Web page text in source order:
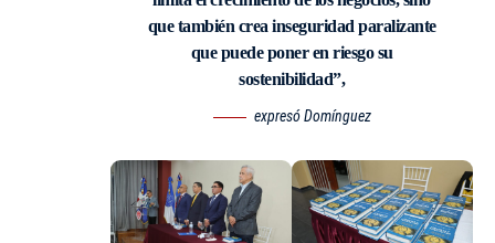
que también crea inseguridad paralizante
que puede poner en riesgo su
sostenibilidad”,
expresó Domínguez